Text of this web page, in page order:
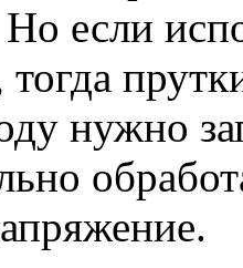
если
нужно